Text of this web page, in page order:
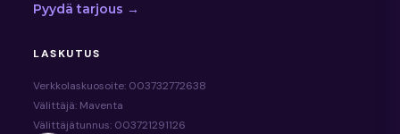
Pyydä tarjous →
LASKUTUS
Verkkolaskuosoite: 003732772638
Välittäjä: Maventa
Välittäjätunnus: 003721291126